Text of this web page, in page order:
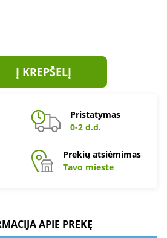
Į KREPŠELĮ
Pristatymas
0-2 d.d.
Prekių atsiėmimas
Tavo mieste
APIE PREKĘ